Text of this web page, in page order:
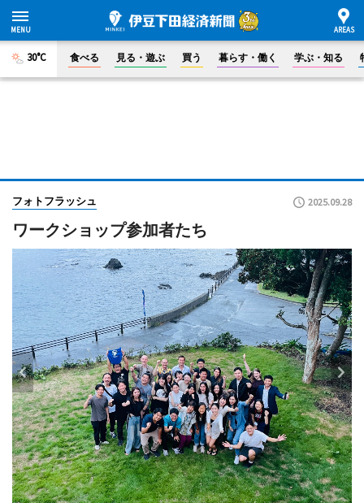
30°C 食べる 見る・遊ぶ 買う 暮らす・働く 学ぶ・知る
フォトフラッシュ 2025.09.28
ワークショップ参加者たち